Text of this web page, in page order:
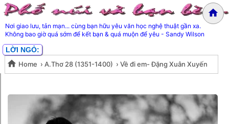
Nơi giao lưu, tản mạn... cùng bạn hữu yêu văn học nghệ thuật gần xa.
Không bao giờ quá sớm để kết bạn & quá muộn để yêu - Sandy Wilson
LỜI NGỎ:
Home › A.Thơ 28 (1351-1400) › Về đi em- Đặng Xuân Xuyến